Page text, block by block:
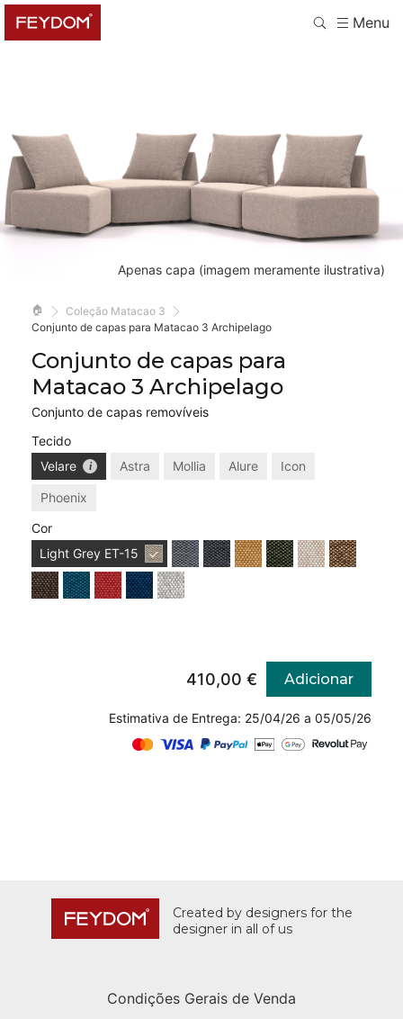
Menu
Apenas capa (imagem meramente ilustrativa)
🏠
Coleção Matacao 3
Conjunto de capas para Matacao 3 Archipelago
Conjunto de capas para
Matacao 3 Archipelago
Conjunto de capas removíveis
Tecido
Velare
Astra Mollia Alure Icon
Phoenix
Cor
Light Grey ET-15
410,00 € Adicionar
Estimativa de Entrega: 25/04/26 a 05/05/26
Created by designers for the
designer in all of us
Condições Gerais de Venda